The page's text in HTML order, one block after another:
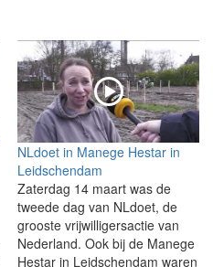
NLdoet in Manege Hestar in
Leidschendam
Zaterdag 14 maart was de
tweede dag van NLdoet, de
grooste vrijwilligersactie van
Nederland. Ook bij de Manege
Hestar in Leidschendam waren